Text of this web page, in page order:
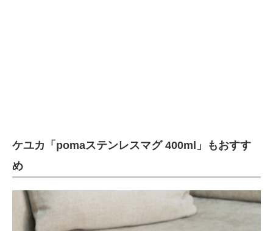
ケユカ「pomaステンレスマグ 400ml」もおすす
め